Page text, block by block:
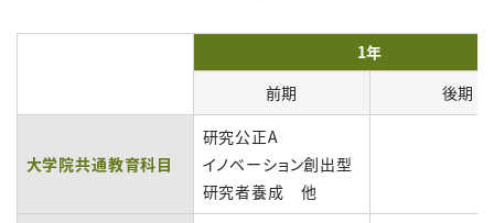
1年
前期
後期
大学院共通教育科目
研究公正A
イノベーション創出型
研究者養成 他